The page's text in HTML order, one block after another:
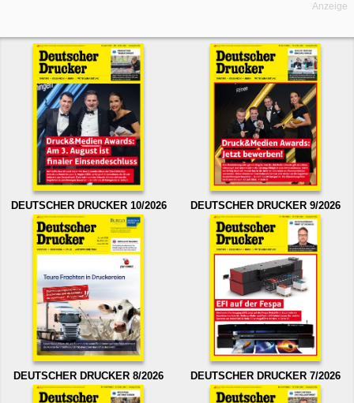
Anzeige
DEUTSCHER DRUCKER 10/2026 DEUTSCHER DRUCKER 9/2026
DEUTSCHER DRUCKER 8/2026 DEUTSCHER DRUCKER 7/2026